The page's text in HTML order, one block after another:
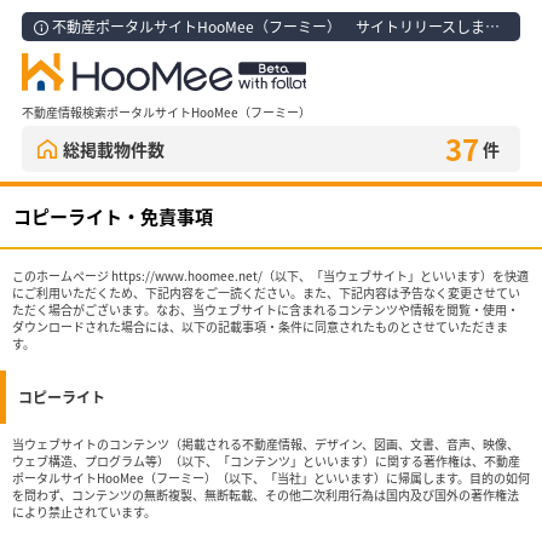
不動産ポータルサイトHooMee（フーミー） サイトリリースしました！
不動産情報検索ポータルサイトHooMee（フーミー）
総掲載物件数 37 件
コピーライト・免責事項
このホームページ https://www.hoomee.net/（以下、「当ウェブサイト」といいます）を快適
にご利用いただくため、下記内容をご一読ください。また、下記内容は予告なく変更させてい
ただく場合がございます。なお、当ウェブサイトに含まれるコンテンツや情報を閲覧・使用・
ダウンロードされた場合には、以下の記載事項・条件に同意されたものとさせていただきま
す。
コピーライト
当ウェブサイトのコンテンツ（掲載される不動産情報、デザイン、図画、文書、音声、映像、
ウェブ構造、プログラム等）（以下、「コンテンツ」といいます）に関する著作権は、不動産
ポータルサイトHooMee（フーミー）（以下、「当社」といいます）に帰属します。目的の如何
を問わず、コンテンツの無断複製、無断転載、その他二次利用行為は国内及び国外の著作権法
により禁止されています。